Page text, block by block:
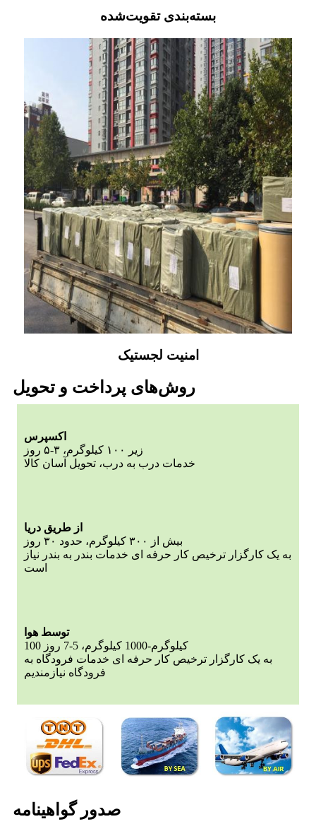
بسته‌بندی تقویت‌شده
امنیت لجستیک
روش‌های پرداخت و تحویل
اکسپرس
زیر ۱۰۰ کیلوگرم، ۳-۵ روز
خدمات درب به درب، تحویل آسان کالا
از طریق دریا
بیش از ۳۰۰ کیلوگرم، حدود ۳۰ روز
به یک کارگزار ترخیص کار حرفه ای خدمات بندر به بندر نیاز
است
توسط هوا
100 کیلوگرم-1000 کیلوگرم، 5-7 روز
به یک کارگزار ترخیص کار حرفه ای خدمات فرودگاه به
فرودگاه نیازمندیم
صدور گواهینامه